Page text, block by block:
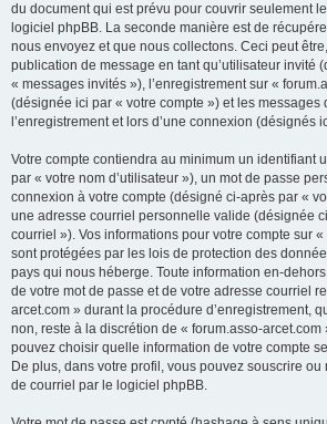
du document qui est prévu pour couvrir seulement
logiciel phpBB. La seconde manière est de
nous envoyez et que nous collectons. Ceci peut
publication de message en tant qu’utilisateur invité
« messages invités »), l’enregistrement sur «
(désignée ici par « votre compte ») et les messages
l’enregistrement et lors d’une connexion (désignés
Votre compte contiendra au minimum un identifiant
par « votre nom d’utilisateur »), un mot de passe
connexion à votre compte (désigné ci-après par «
une adresse courriel personnelle valide (désignée
courriel »). Vos informations pour votre compte sur
sont protégées par les lois de protection des
pays qui nous héberge. Toute information en-
de votre mot de passe et de votre adresse courriel
arcet.com » durant la procédure d’enregistrement,
non, reste à la discrétion de « forum.asso-arcet.com
pouvez choisir quelle information de votre compte
De plus, dans votre profil, vous pouvez souscrire ou
de courriel par le logiciel phpBB.